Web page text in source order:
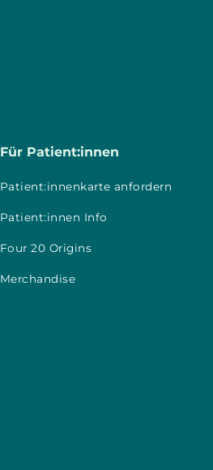
Für Patient:innen
Patient:innenkarte anfordern
Patient:innen Info
Four 20 Origins
Merchandise